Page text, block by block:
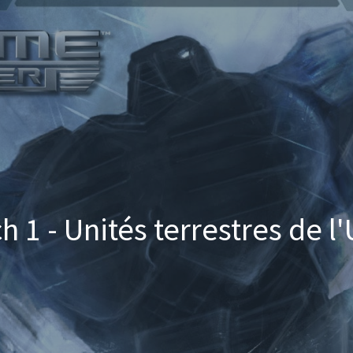
1 - Unités terrestres de